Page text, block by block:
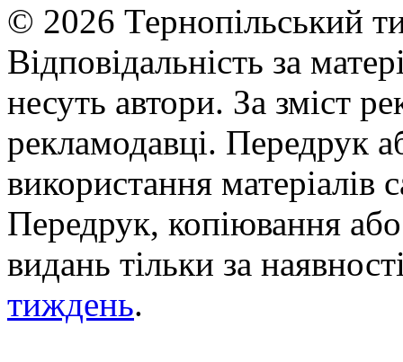
© 2026 Тернопільський
Відповідальність за
несуть автори. За зміст
рекламодавці. Передрук
використання матеріалів
Передрук, копіювання
видань тільки за
тиждень.